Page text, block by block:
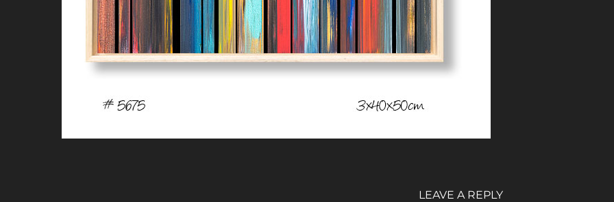
LEAVE A REPLY